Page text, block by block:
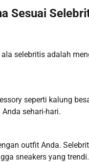
Sesuai
selebritis adalah
seperti kalung
sehari-hari.
outfit Anda.
sneakers yang trendi.